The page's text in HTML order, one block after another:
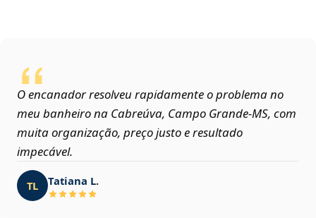
O encanador resolveu rapidamente o problema no
meu banheiro na Cabreúva, Campo Grande‑MS, com
muita organização, preço justo e resultado
impecável.
TL Tatiana L.